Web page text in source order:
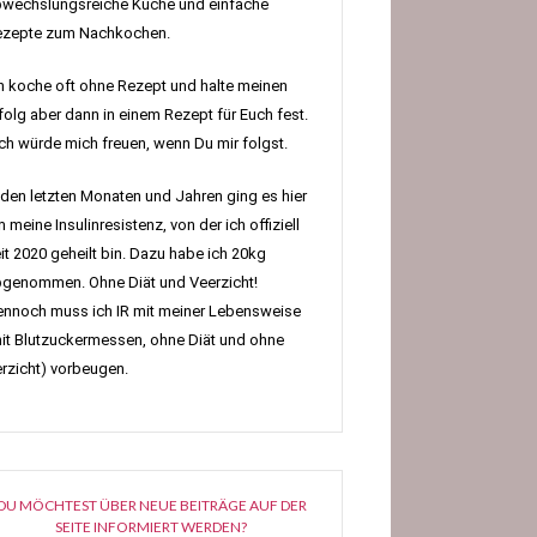
Küche und einfache
zum Nachkochen.
koche oft ohne Rezept und halte meinen
aber dann in einem Rezept für Euch fest.
würde mich freuen, wenn Du mir folgst.
letzten Monaten und Jahren ging es hier
meine Insulinresistenz, von der ich offiziell
2020 geheilt bin. Dazu habe ich 20kg
Ohne Diät und Veerzicht!
muss ich IR mit meiner Lebensweise
Blutzuckermessen, ohne Diät und ohne
vorbeugen.
MÖCHTEST ÜBER NEUE BEITRÄGE AUF DER
SEITE INFORMIERT WERDEN?